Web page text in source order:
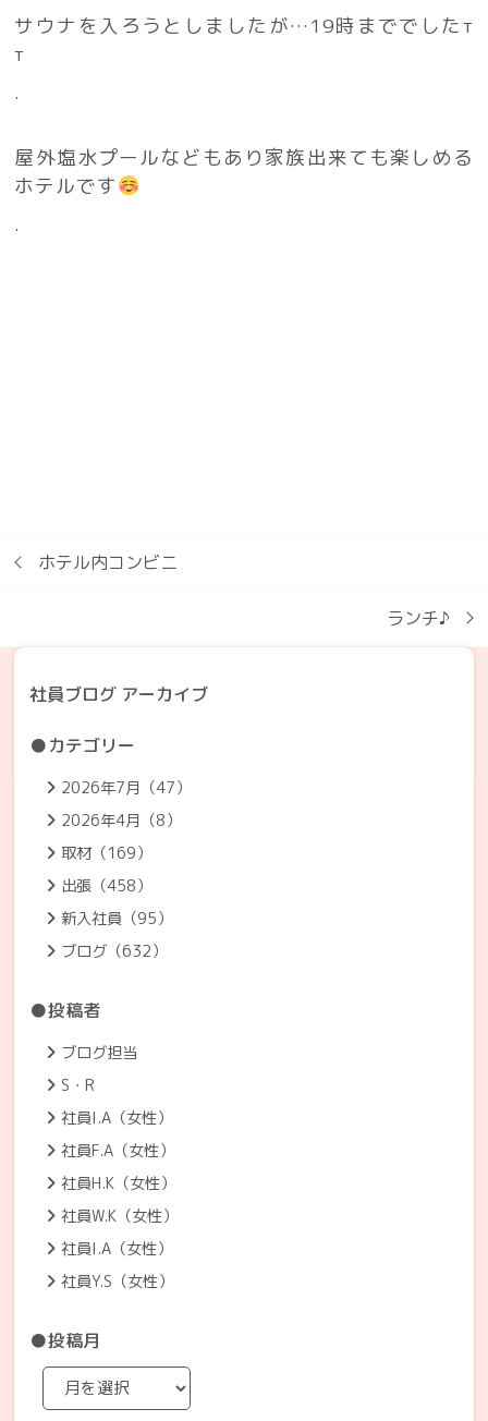
サウナを入ろうとしましたが…19時まででした‬т
т
.
屋外塩水プールなどもあり家族出来ても楽しめる
ホテルです
.
ホテル内コンビニ
ランチ♪
社員ブログ アーカイブ
●カテゴリー
2026年7月（47）
2026年4月（8）
取材（169）
出張（458）
新入社員（95）
ブログ（632）
●投稿者
ブログ担当
S・R
社員I.A（女性）
社員F.A（女性）
社員H.K（女性）
社員W.K（女性）
社員I.A（女性）
社員Y.S（女性）
●投稿月